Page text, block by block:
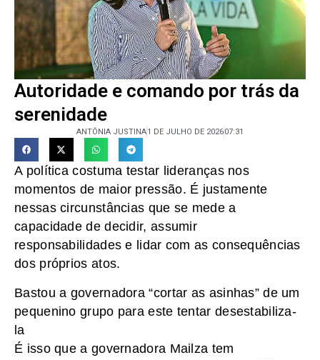
Autoridade e comando por trás da
serenidade
ANTÔNIA JUSTINA1 DE JULHO DE 202607:31
A política costuma testar lideranças nos
momentos de maior pressão. É justamente
nessas circunstâncias que se mede a
capacidade de decidir, assumir
responsabilidades e lidar com as consequências
dos próprios atos.
Bastou a governadora “cortar as asinhas” de um
pequenino grupo para este tentar desestabiliza-
la
É isso que a governadora Mailza tem